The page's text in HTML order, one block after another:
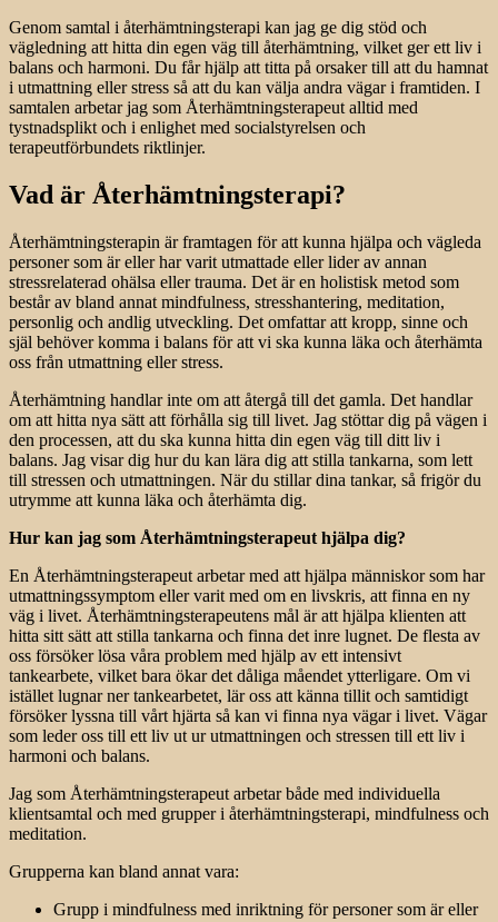
Genom samtal i återhämtningsterapi kan jag ge dig stöd och
vägledning att hitta din egen väg till återhämtning, vilket ger ett liv i
balans och harmoni. Du får hjälp att titta på orsaker till att du hamnat
i utmattning eller stress så att du kan välja andra vägar i framtiden. I
samtalen arbetar jag som Återhämtningsterapeut alltid med
tystnadsplikt och i enlighet med socialstyrelsen och
terapeutförbundets riktlinjer.
Vad är Återhämtningsterapi?
Återhämtningsterapin är framtagen för att kunna hjälpa och vägleda
personer som är eller har varit utmattade eller lider av annan
stressrelaterad ohälsa eller trauma. Det är en holistisk metod som
består av bland annat mindfulness, stresshantering, meditation,
personlig och andlig utveckling. Det omfattar att kropp, sinne och
själ behöver komma i balans för att vi ska kunna läka och återhämta
oss från utmattning eller stress.
Återhämtning handlar inte om att återgå till det gamla. Det handlar
om att hitta nya sätt att förhålla sig till livet. Jag stöttar dig på vägen i
den processen, att du ska kunna hitta din egen väg till ditt liv i
balans. Jag visar dig hur du kan lära dig att stilla tankarna, som lett
till stressen och utmattningen. När du stillar dina tankar, så frigör du
utrymme att kunna läka och återhämta dig.
Hur kan jag som Återhämtningsterapeut hjälpa dig?
En Återhämtningsterapeut arbetar med att hjälpa människor som har
utmattningssymptom eller varit med om en livskris, att finna en ny
väg i livet. Återhämtningsterapeutens mål är att hjälpa klienten att
hitta sitt sätt att stilla tankarna och finna det inre lugnet. De flesta av
oss försöker lösa våra problem med hjälp av ett intensivt
tankearbete, vilket bara ökar det dåliga måendet ytterligare. Om vi
istället lugnar ner tankearbetet, lär oss att känna tillit och samtidigt
försöker lyssna till vårt hjärta så kan vi finna nya vägar i livet. Vägar
som leder oss till ett liv ut ur utmattningen och stressen till ett liv i
harmoni och balans.
Jag som Återhämtningsterapeut arbetar både med individuella
klientsamtal och med grupper i återhämtningsterapi, mindfulness och
meditation.
Grupperna kan bland annat vara:
Grupp i mindfulness med inriktning för personer som är eller